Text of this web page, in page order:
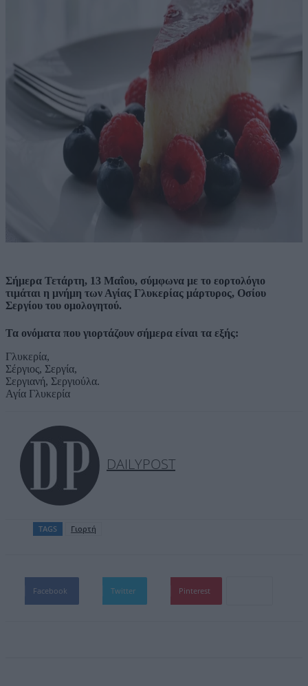
Σήμερα Τετάρτη, 13 Μαΐου, σύμφωνα με το εορτολόγιο
τιμάται η μνήμη των Αγίας Γλυκερίας μάρτυρος, Οσίου
Σεργίου του ομολογητού.
Τα ονόματα που γιορτάζουν σήμερα είναι τα εξής:
Γλυκερία,
Σέργιος, Σεργία,
Σεργιανή, Σεργιούλα.
Αγία Γλυκερία
DAILYPOST
TAGS Γιορτή
Facebook Twitter Pinterest